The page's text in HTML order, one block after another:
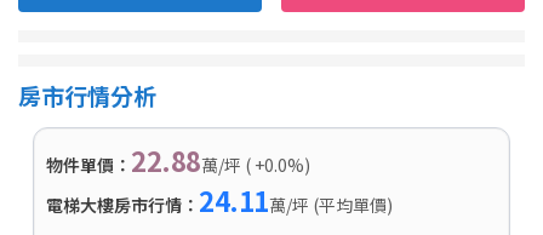
房市行情分析
物件單價： 22.88萬/坪 ( +0.0%)
電梯大樓房市行情： 24.11萬/坪 (平均單價)